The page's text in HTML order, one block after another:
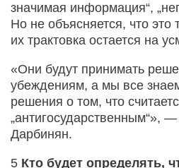
значимая информация“,
Но не объясняется, что это
их трактовка остается на
«Они будут принимать
убеждениям, а мы все
решения о том, что
„антигосударственным“»,
Дарбинян.
5 Кто будет определять,